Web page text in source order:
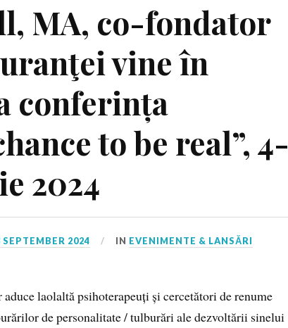
MA, co-fondator
vine în
conferința
to be real”, 4-
2024
SEPTEMBER 2024 IN EVENIMENTE & LANSĂRI
laolaltă psihoterapeuți și cercetători de renume
de personalitate / tulburări ale dezvoltării sinelui